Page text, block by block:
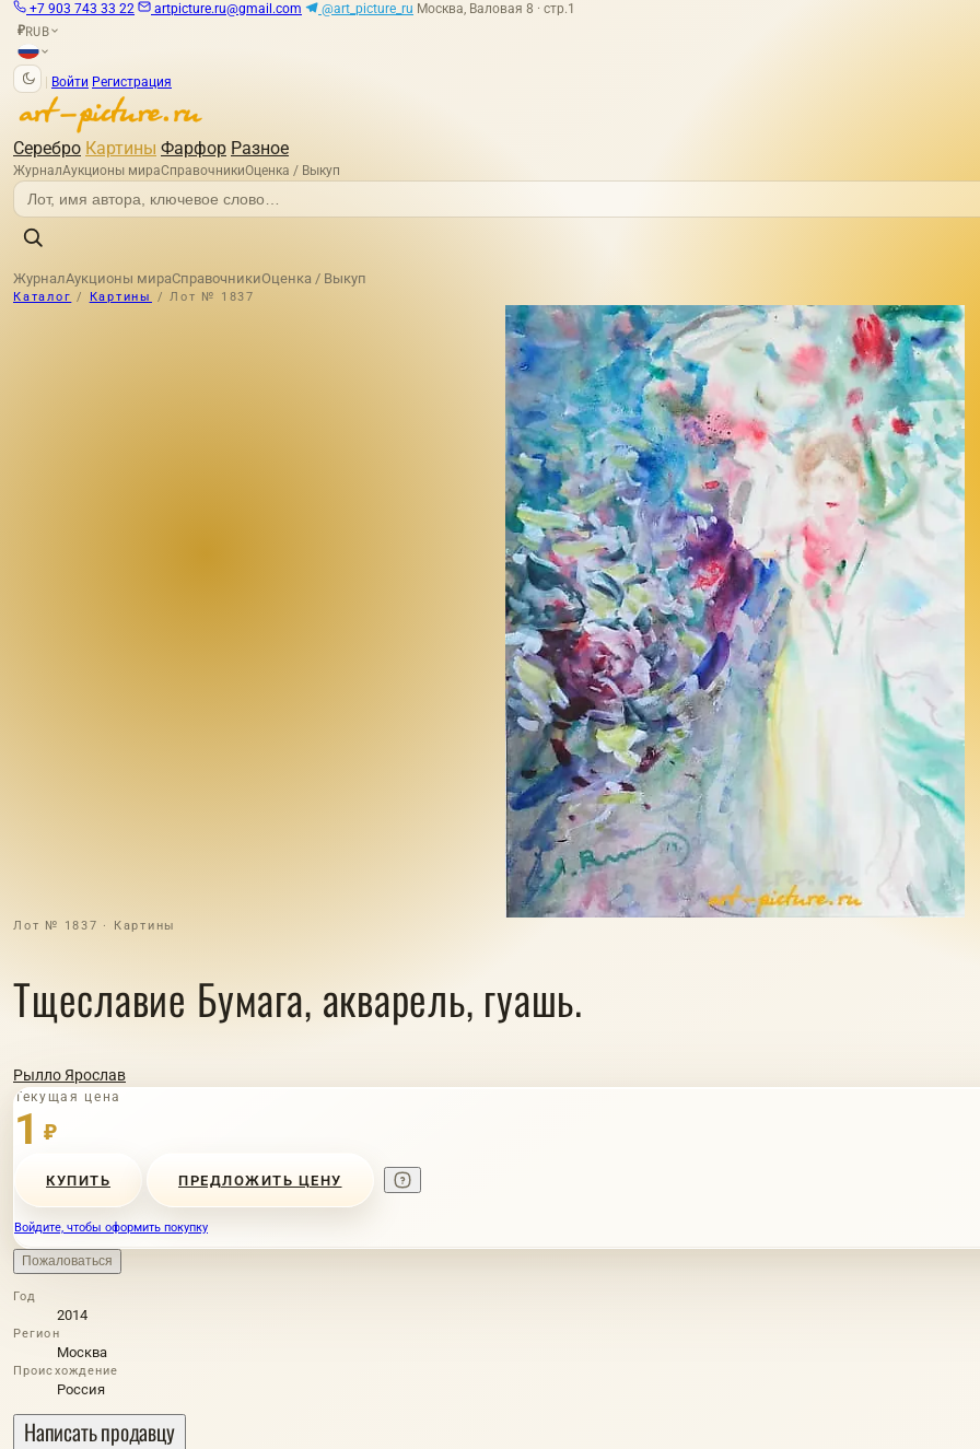
+7 903 743 33 22 artpicture.ru@gmail.com @art_picture_ru Москва, Валовая 8 · стр.1
₽RUB
Войти Регистрация
Серебро Картины Фарфор Разное
ЖурналАукционы мираСправочникиОценка / Выкуп
ЖурналАукционы мираСправочникиОценка / Выкуп
Каталог / Картины / Лот № 1837
Лот № 1837 · Картины
Тщеславие Бумага, акварель, гуашь.
Рылло Ярослав
Текущая цена
1 ₽
КУПИТЬ ПРЕДЛОЖИТЬ ЦЕНУ
Войдите, чтобы оформить покупку
Пожаловаться
Год
2014
Регион
Москва
Происхождение
Россия
Написать продавцу